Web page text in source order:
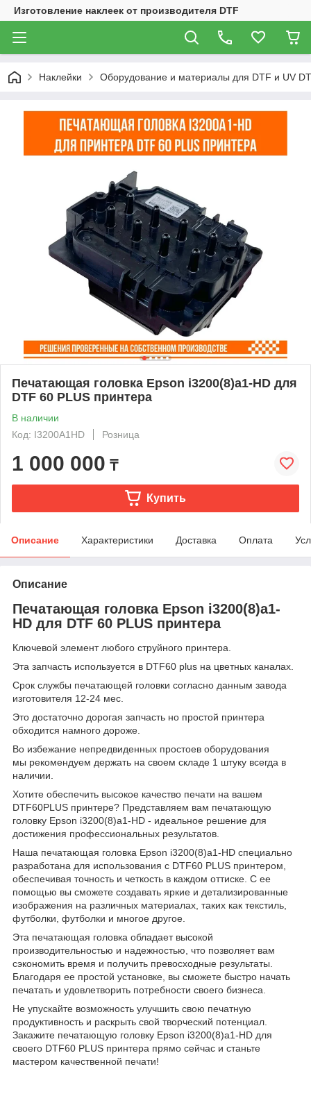
Изготовление наклеек от производителя DTF
Наклейки Оборудование и материалы для DTF и UV
Печатающая головка Epson i3200(8)а1-HD для
DTF 60 PLUS принтера
В наличии
Код: I3200A1HD
Розница
1 000 000 ₸
Купить
Описание Характеристики Доставка Оплата
Описание
Печатающая головка Epson i3200(8)а1-
HD для DTF 60 PLUS принтера
Ключевой элемент любого струйного принтера.
Эта запчасть используется в DTF60 plus на цветных каналах.
Срок службы печатающей головки согласно данным завода
изготовителя 12-24 мес.
Это достаточно дорогая запчасть но простой принтера
обходится намного дороже.
Во избежание непредвиденных простоев оборудования
мы рекомендуем держать на своем складе 1 штуку всегда в
наличии.
Хотите обеспечить высокое качество печати на вашем
DTF60PLUS принтере? Представляем вам печатающую
головку Epson i3200(8)а1-HD - идеальное решение для
достижения профессиональных результатов.
Наша печатающая головка Epson i3200(8)а1-HD специально
разработана для использования с DTF60 PLUS принтером,
обеспечивая точность и четкость в каждом оттиске. С ее
помощью вы сможете создавать яркие и детализированные
изображения на различных материалах, таких как текстиль,
футболки, футболки и многое другое.
Эта печатающая головка обладает высокой
производительностью и надежностью, что позволяет вам
сэкономить время и получить превосходные результаты.
Благодаря ее простой установке, вы сможете быстро начать
печатать и удовлетворить потребности своего бизнеса.
Не упускайте возможность улучшить свою печатную
продуктивность и раскрыть свой творческий потенциал.
Закажите печатающую головку Epson i3200(8)а1-HD для
своего DTF60 PLUS принтера прямо сейчас и станьте
мастером качественной печати!